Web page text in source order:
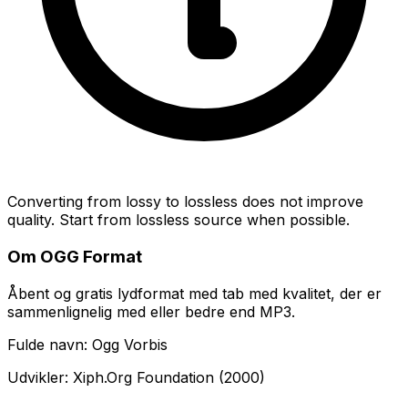
Converting from lossy to lossless does not improve
quality. Start from lossless source when possible.
Om OGG Format
Åbent og gratis lydformat med tab med kvalitet, der er
sammenlignelig med eller bedre end MP3.
Fulde navn: Ogg Vorbis
Udvikler: Xiph.Org Foundation (2000)